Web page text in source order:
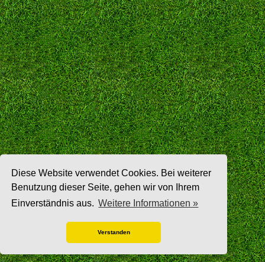
Diese Website verwendet Cookies. Bei weiterer
Benutzung dieser Seite, gehen wir von Ihrem
Einverständnis aus. Weitere Informationen »
Verstanden